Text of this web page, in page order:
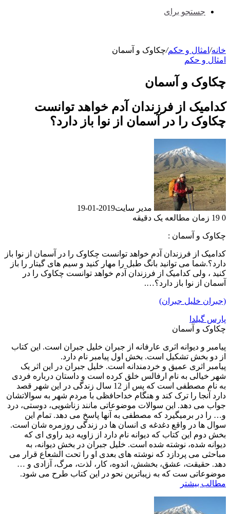
جستجو برای
خانه/ امثال و حکم/چکاوک و آسمان
امثال و حکم
چکاوک و آسمان
کدامیک از فرزندان آدم خواهد توانست
چکاوک را در آسمان از نوا باز دارد؟
مدیر سایت2019-01-19
0
زمان مطالعه یک دقیقه
چکاوک و آسمان :
کدامیک از فرزندان آدم خواهد توانست چکاوک را در آسمان از نوا باز
دارد؟.شما می توانید بانگ طبل را مهار کنید و سیم های گیتار را باز
کنید ، ولی کدامیک از فرزندان آدم خواهد توانست چکاوک را در
آسمان از نوا باز دارد؟….
(جبران خلیل جبران)
پارس گیلدا
چکاوک و آسمان
پیامبر و دیوانه اثری عارفانه از جبران خلیل جبران است. این کتاب
از دو بخش تشکیل است. بخش اول پیامبر نام دارد.
پیامبر اثری عمیق و خردمندانه است. خلیل جبران در این اثر یک
شهر خیالی به نام ارفالس خلق کرده است و داستان درباره فردی
به نام مصطفی است که پس از 12 سال زندگی در این شهر قصد
دارد آنجا را ترک کند و هنگام خداحافظی با مردم شهر به سوالاتشان
جواب می دهد. این سوالات موضوعاتی مانند زناشویی، دوستی، درد
و… را در برمیگیرد که مصطفی به آنها پاسخ می دهد. تمام این
سوال ها در واقع دغدغه ی انسان ها در زندگی روزمره شان است.
بخش دوم این کتاب که دیوانه نام دارد از زاویه دید راوی ای که
دیوانه شده، نوشته شده است. خلیل جبران در بخش دیوانه، به
مباحثی می پردازد که نوشته های بعدی او را تحت الشعاع قرار می
دهد. حقیقت، عشق، بخشش، اندوه، کار، لذت، مرگ، آزادی و …
موضوعاتی ست که به زیباترین نحو در این کتاب طرح می شود.
مطالب بیشتر